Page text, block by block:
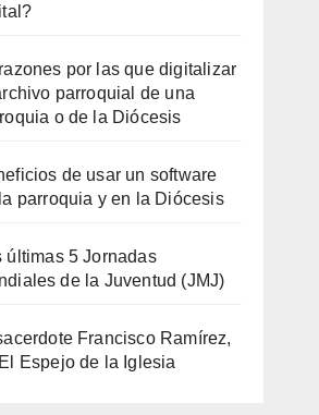
por las que digitalizar
parroquial de una
o de la Diócesis
de usar un software
parroquia y en la Diócesis
últimas 5 Jornadas
de la Juventud (JMJ)
Francisco Ramírez,
Espejo de la Iglesia